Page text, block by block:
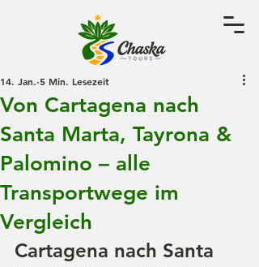
Von Cartagena nach
Santa Marta, Tayrona &
Palomino – alle
Transportwege im
Vergleich
14. Jan. 5 Min. Lesezeit
Cartagena nach Santa